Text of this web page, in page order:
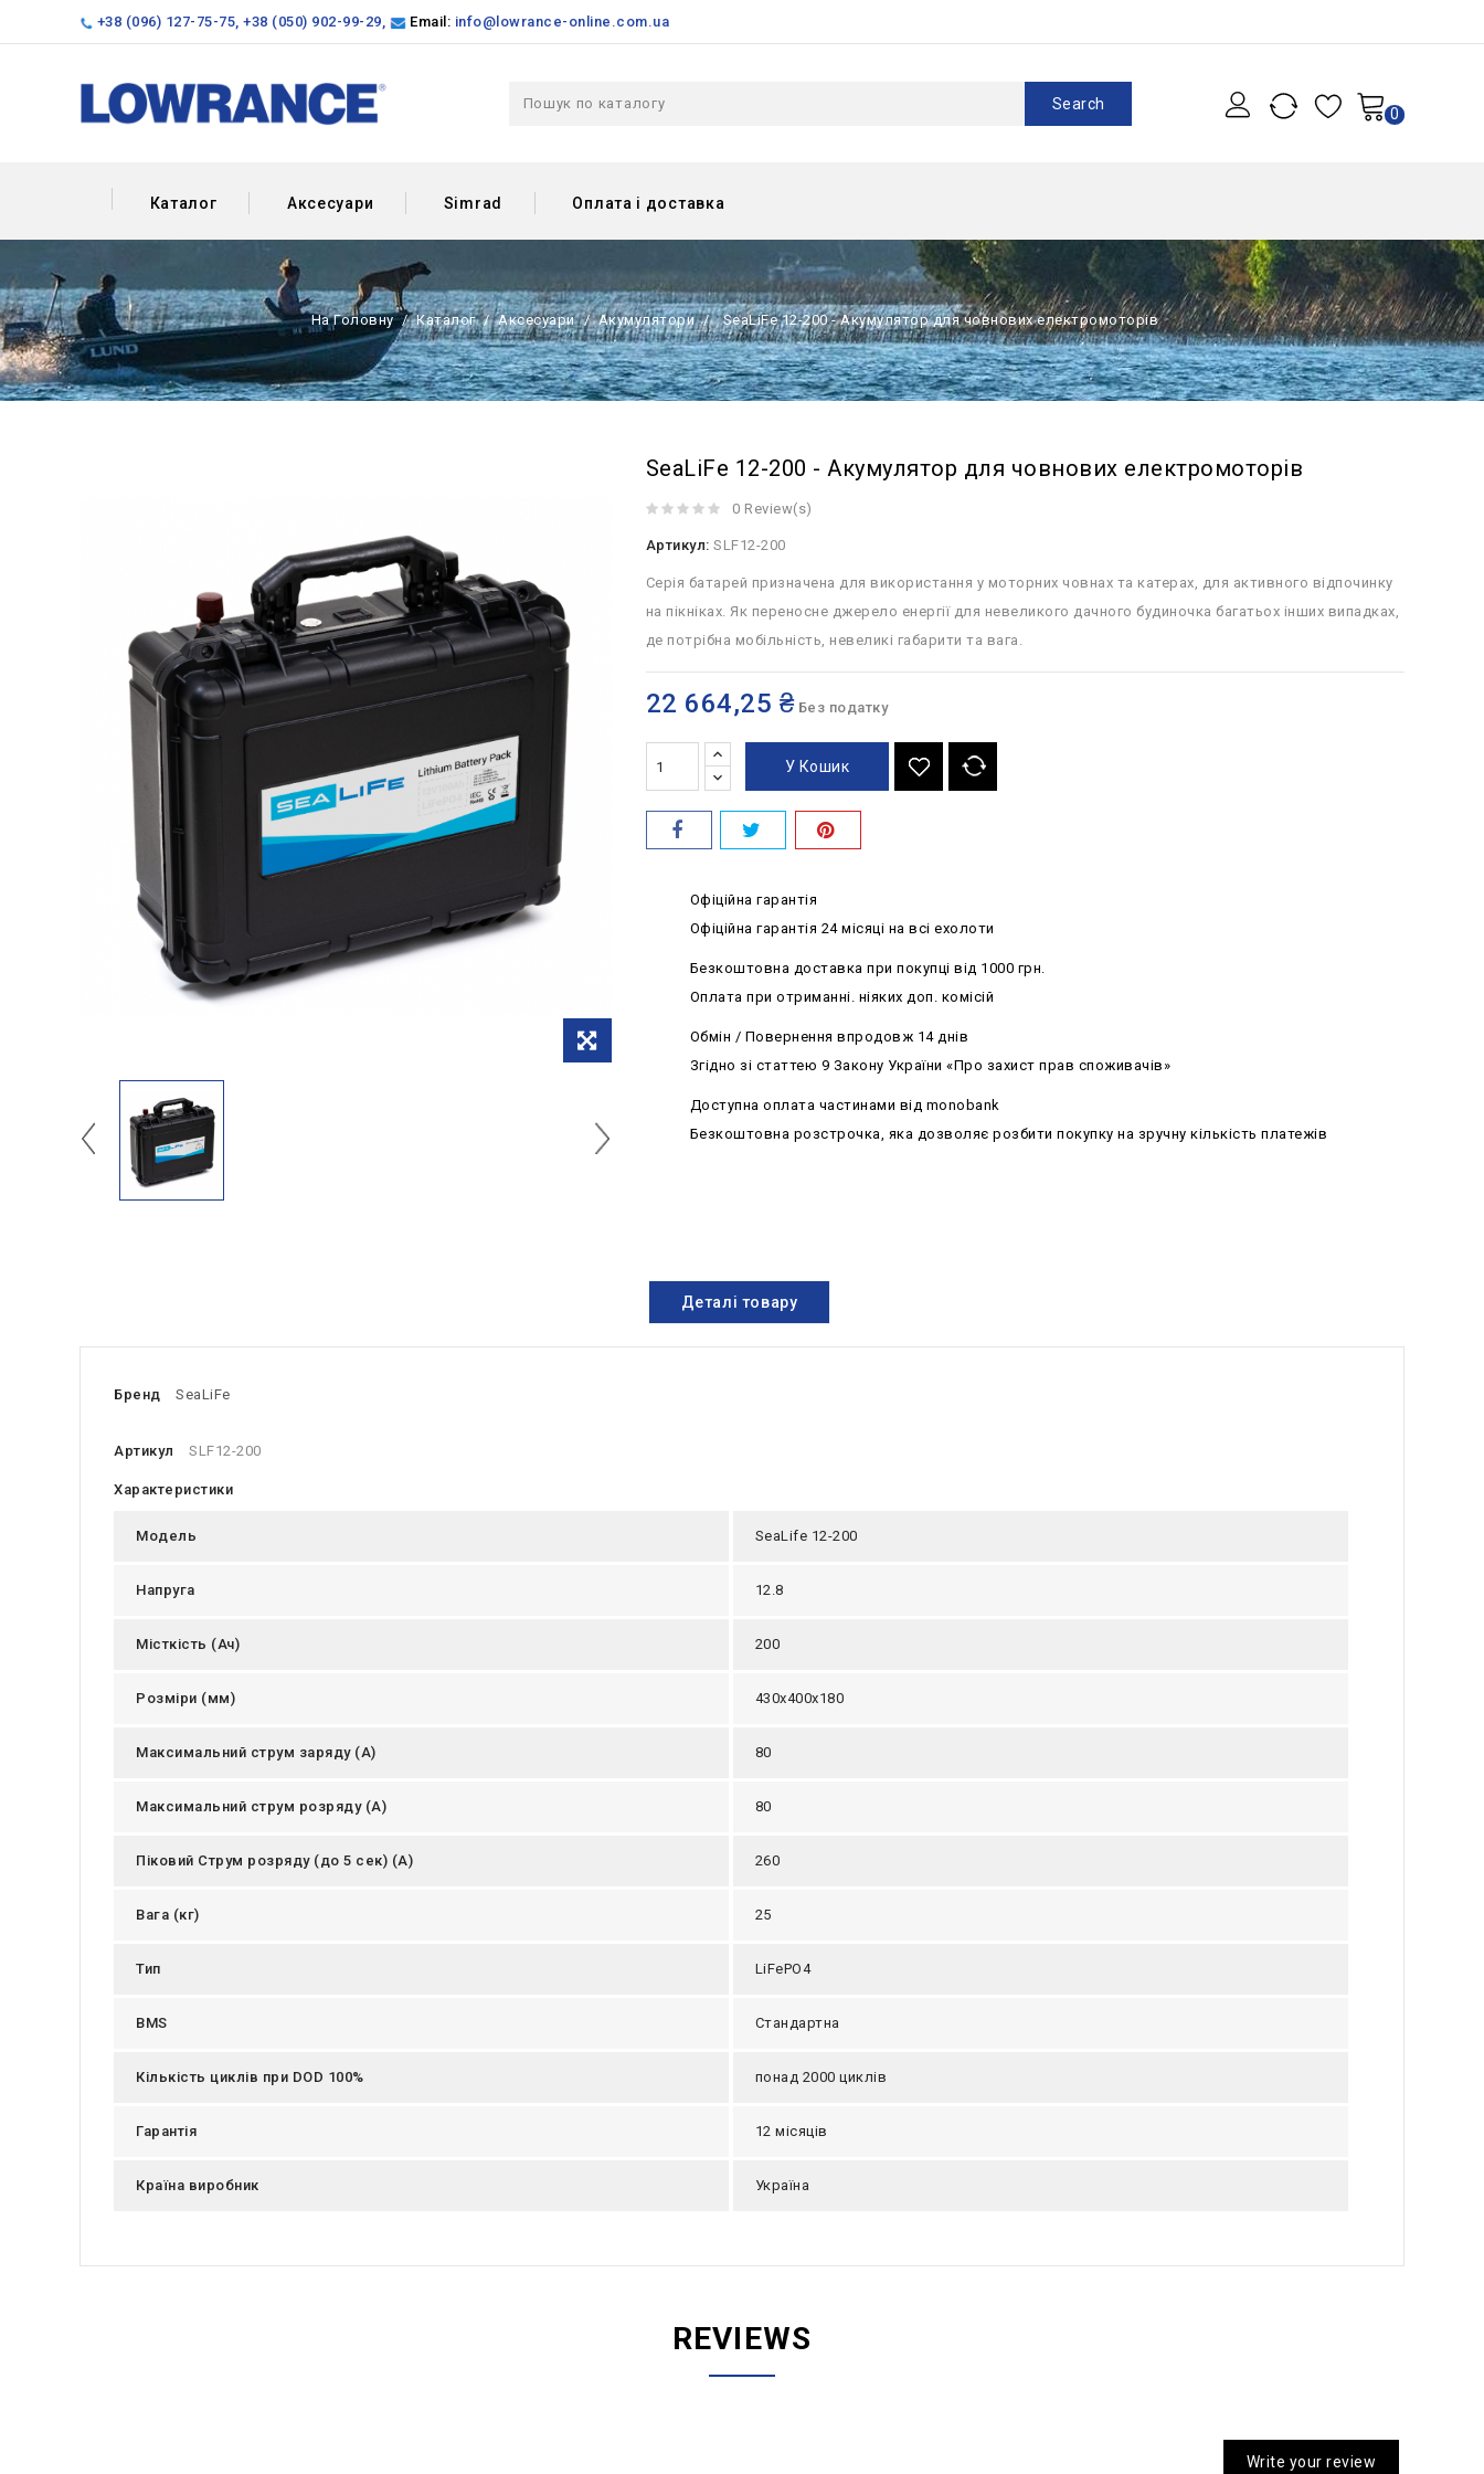
+38 (096) 127-75-75, +38 (050) 902-99-29, Email: info@lowrance-online.com.ua
0
Search
Каталог Аксесуари Simrad Оплата і доставка
На Головну Каталог Аксесуари Акумулятори SeaLiFe 12-200 - Акумулятор для човнових електромоторів
SeaLiFe 12-200 - Акумулятор для човнових електромоторів
0 Review(s)
Артикул: SLF12-200
Серія батарей призначена для використання у моторних човнах та катерах, для активного відпочинку
на пікніках. Як переносне джерело енергії для невеликого дачного будиночка багатьох інших випадках,
де потрібна мобільність, невеликі габарити та вага.
22 664,25 ₴ Без податку
У Кошик
Офіційна гарантія
Офіційна гарантія 24 місяці на всі ехолоти
Безкоштовна доставка при покупці від 1000 грн.
Оплата при отриманні. ніяких доп. комісій
Обмін / Повернення впродовж 14 днів
Згідно зі статтею 9 Закону України «Про захист прав споживачів»
Доступна оплата частинами від monobank
Безкоштовна розстрочка, яка дозволяє розбити покупку на зручну кількість платежів
Деталі товару
Бренд SeaLiFe
Артикул SLF12-200
Характеристики
Модель SeaLife 12-200
Напруга 12.8
Місткість (Ач) 200
Розміри (мм) 430х400х180
Максимальний струм заряду (А) 80
Максимальний струм розряду (А) 80
Піковий Струм розряду (до 5 сек) (А) 260
Вага (кг) 25
Тип LiFePO4
BMS Стандартна
Кількість циклів при DOD 100% понад 2000 циклів
Гарантія 12 місяців
Країна виробник Україна
REVIEWS
Write your review